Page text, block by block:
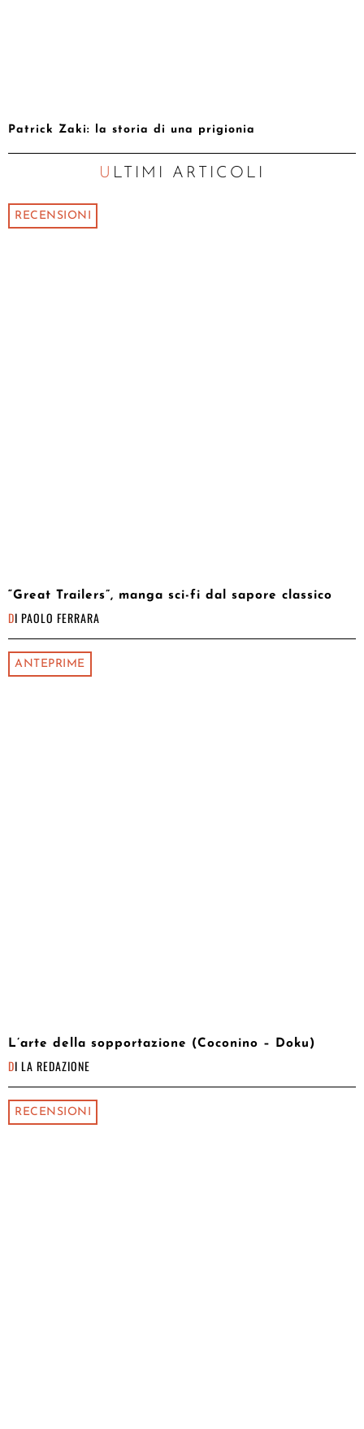
Patrick Zaki: la storia di una prigionia
ULTIMI ARTICOLI
RECENSIONI
“Great Trailers”, manga sci-fi dal sapore classico
DI PAOLO FERRARA
ANTEPRIME
L’arte della sopportazione (Coconino – Doku)
DI LA REDAZIONE
RECENSIONI